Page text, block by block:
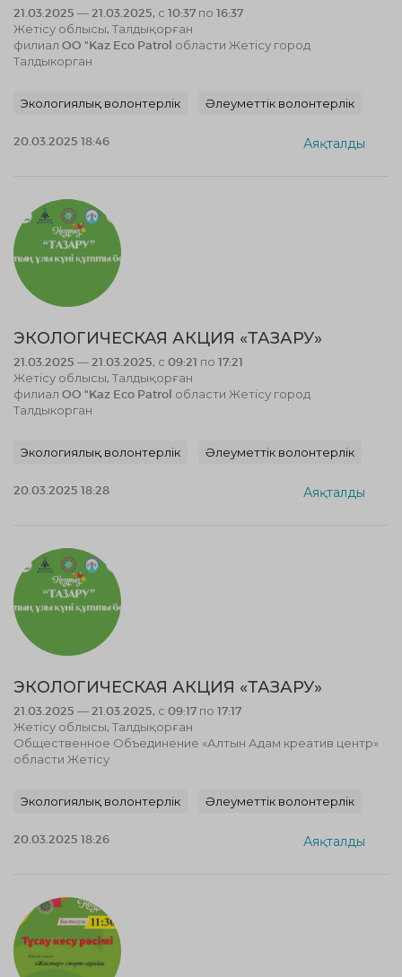
21.03.2025 — 21.03.2025, с 10:37 по 16:37
Жетісу облысы, Талдықорған
филиал OO "Kaz Eco Patrol области Жетісу город
Талдыкорган
Экологиялық волонтерлік Әлеуметтік волонтерлік
20.03.2025 18:46 Аяқталды
ЭКОЛОГИЧЕСКАЯ АКЦИЯ «ТАЗАРУ»
21.03.2025 — 21.03.2025, с 09:21 по 17:21
Жетісу облысы, Талдықорған
филиал OO "Kaz Eco Patrol области Жетісу город
Талдыкорган
Экологиялық волонтерлік Әлеуметтік волонтерлік
20.03.2025 18:28 Аяқталды
ЭКОЛОГИЧЕСКАЯ АКЦИЯ «ТАЗАРУ»
21.03.2025 — 21.03.2025, с 09:17 по 17:17
Жетісу облысы, Талдықорған
Общественное Объединение «Алтын Адам креатив центр»
области Жетісу
Экологиялық волонтерлік Әлеуметтік волонтерлік
20.03.2025 18:26 Аяқталды